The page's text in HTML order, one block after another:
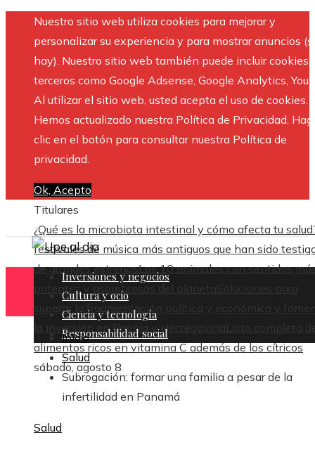
Nuestro sitio web utiliza cookies para mejorar y
personalizar su experiencia y para mostrar anuncios
hay). Nuestro sitio web también puede incluir cookies
terceros como Google Adsense, Google Analytics,
Al utilizar el sitio web, usted acepta el uso de cookies.
Hemos actualizado nuestra Política de Privacidad.
clic en el botón para consultar nuestra Política de
privacidad.
Ok, Acepto
Titulares
¿Qué es la microbiota intestinal y cómo afecta tu
festivales de música más antiguos que han sido
de grandes estrenosLos 10 animales con sentidos
potentes y asombrosos del planeta
Soluciones para
superar la fragmentación política y económica y
la inversión en Bosnia y Herzegovina
Lista completa
alimentos ricos en vitamina C además de los cítricos
sábado, agosto 8
Inversiones y negocios
Cultura y ocio
Ciencia y tecnología
Responsabilidad social
Inicio
Salud
Subrogación: formar una familia a pesar de la
infertilidad en Panamá
Salud